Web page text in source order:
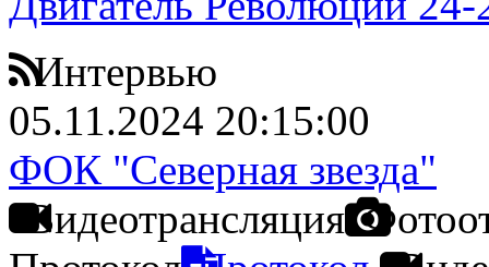
Интервью
05.11.2024 20:15:00
ФОК "Северная звезда"
Видеотрансляция